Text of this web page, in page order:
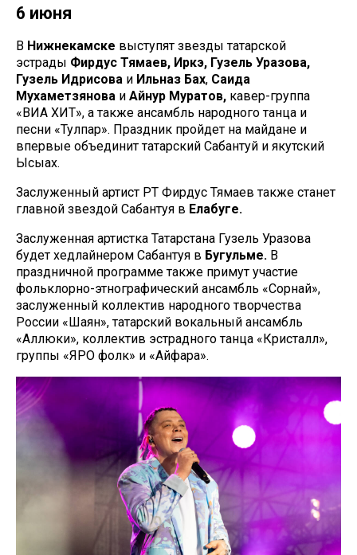
6 июня
В Нижнекамске выступят звезды татарской
эстрады Фирдус Тямаев, Иркэ, Гузель Уразова,
Гузель Идрисова и Ильназ Бах, Саида
Мухаметзянова и Айнур Муратов, кавер-группа
«ВИА ХИТ», а также ансамбль народного танца и
песни «Тулпар». Праздник пройдет на майдане и
впервые объединит татарский Сабантуй и якутский
Ысыах.
Заслуженный артист РТ Фирдус Тямаев также станет
главной звездой Сабантуя в Елабуге.
Заслуженная артистка Татарстана Гузель Уразова
будет хедлайнером Сабантуя в Бугульме. В
праздничной программе также примут участие
фольклорно-этнографический ансамбль «Сорнай»,
заслуженный коллектив народного творчества
России «Шаян», татарский вокальный ансамбль
«Аллюки», коллектив эстрадного танца «Кристалл»,
группы «ЯРО фолк» и «Айфара».